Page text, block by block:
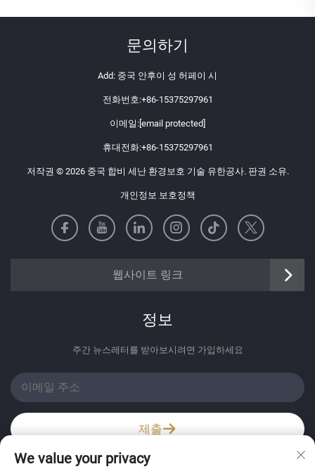
문의하기
Add: 중국 안후이 성 허페이 시
전화번호:+86-15375297961
이메일:[email protected]
휴대전화:+86-15375297961
저작권 © 2026 중국 합비 세난 환경보호 기술 유한공사. 판권 소유.
개인정보 보호정책
웹사이트 링크
https://senangbz.en.alibaba.com
정보
주간 뉴스레터를 받아보시려면 가입하세요
제출
We value your privacy